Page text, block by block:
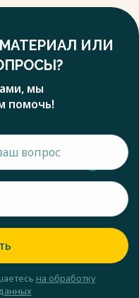
ИЛИ
мы
помочь!
на обработку